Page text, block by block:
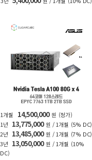
3년
원 / 1개월 (10% DC)
1개월 14,500,000 원
(정가)
1년
13,775,000 원 / 1개월
(5% DC)
2년
13,485,000 원 / 1개월
(7% DC)
3년
13,050,000 원 / 1개월
(10%
DC)